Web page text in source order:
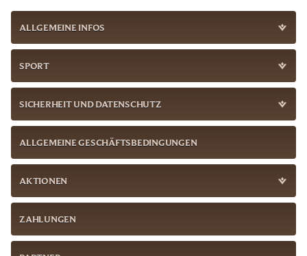
ALLGEMEINE INFOS
SPORT
SICHERHEIT UND DATENSCHUTZ
ALLGEMEINE GESCHÄFTSBEDINGUNGEN
AKTIONEN
ZAHLUNGEN